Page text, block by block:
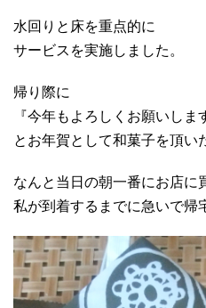
水回りと床を重点的に
サービスを実施しました。
帰り際に
『今年もよろしくお願いしま
とお年賀として和菓子を頂い
なんと当日の朝一番にお店に
私が到着するまでに急いで帰